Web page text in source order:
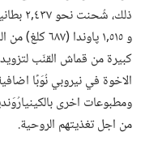
و ٥١٥‏,١
كبيرة من قماش القنّب
الاخوة في نيروبي نُوَبًا
ومطبوعات اخرى
من اجل تغذيتهم الروحية.‏